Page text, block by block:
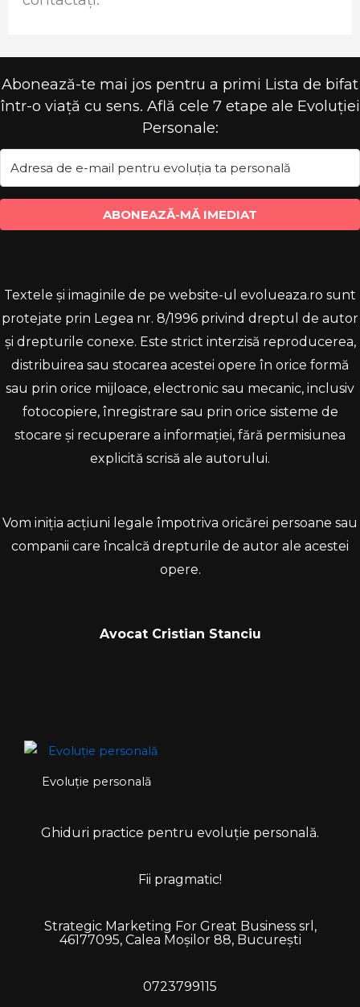
Abonează-te mai jos pentru a primi Lista de bifat
într-o viață cu sens. Află cele 7 etape ale Evoluției
Personale:
ABONEAZĂ-MĂ IMEDIAT
Textele și imaginile de pe website-ul evolueaza.ro sunt
protejate prin Legea nr. 8/1996 privind dreptul de autor
și drepturile conexe. Este strict interzisă reproducerea,
distribuirea sau stocarea acestei opere în orice formă
sau prin orice mijloace, electronic sau mecanic, inclusiv
fotocopiere, înregistrare sau prin orice sisteme de
stocare și recuperare a informației, fără permisiunea
explicită scrisă ale autorului.
Vom iniția acțiuni legale împotriva oricărei persoane sau
companii care încalcă drepturile de autor ale acestei
opere.
Avocat Cristian Stanciu
Evoluție personală
Ghiduri practice pentru evoluție personală.
Fii pragmatic!
Strategic Marketing For Great Business srl,
46177095, Calea Moșilor 88, București
0723799115